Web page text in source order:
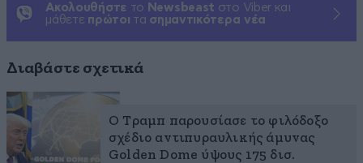
Ακολουθήστε το Newsbeast στο Viber και
μάθετε πρώτοι τα σημαντικότερα νέα
Διαβάστε σχετικά
Ο Τραμπ παρουσίασε το φιλόδοξο
σχέδιο αντιπυραυλικής άμυνας
Golden Dome ύψους 175 δισ.